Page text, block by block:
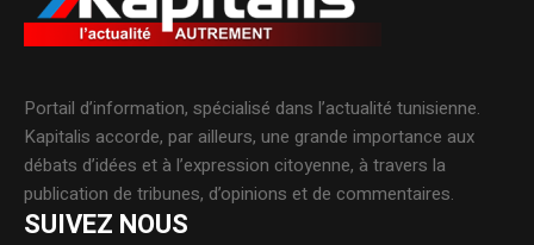
Portail d’information, spécialisé dans l’actualité tunisienne.
Kapitalis accorde, par ailleurs, une grande importance aux
débats d’idées et à l’expression citoyenne, à travers la
publication de tribunes, d’opinions et de commentaires.
SUIVEZ NOUS